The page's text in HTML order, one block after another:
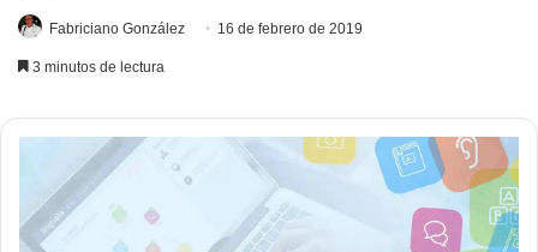
Fabriciano González 16 de febrero de 2019
3 minutos de lectura